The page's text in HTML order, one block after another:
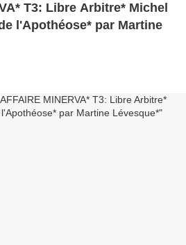
T3: Libre Arbitre* Michel
l'Apothéose* par Martine